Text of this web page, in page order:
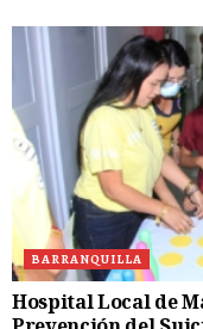
BARRANQUILLA
Hospital Local de